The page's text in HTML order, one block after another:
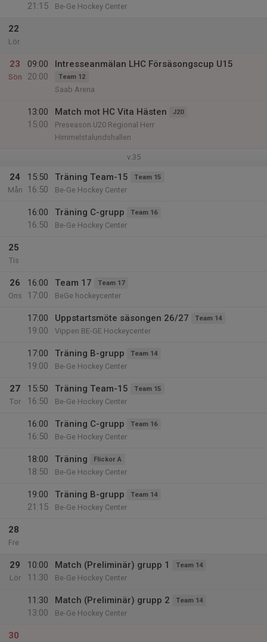
21:15
Be-Ge Hockey Center
22
Lör
23
Sön
09:00
20:00
Intresseanmälan LHC Försäsongscup U15
Team 12
Saab Arena
13:00
15:00
Match mot HC Vita Hästen J20
Preseason U20 Regional Herr
Himmelstalundshallen
v.35
24
Mån
15:50
16:50
Träning Team-15 Team 15
Be-Ge Hockey Center
16:00
16:50
Träning C-grupp Team 16
Be-Ge Hockey Center
25
Tis
26
Ons
16:00
17:00
Team 17 Team 17
BeGe hockeycenter
17:00
19:00
Uppstartsmöte säsongen 26/27 Team 14
Vippen BE-GE Hockeycenter
17:00
19:00
Träning B-grupp Team 14
Be-Ge Hockey Center
27
Tor
15:50
16:50
Träning Team-15 Team 15
Be-Ge Hockey Center
16:00
16:50
Träning C-grupp Team 16
Be-Ge Hockey Center
18:00
18:50
Träning Flickor A
Be-Ge Hockey Center
19:00
21:15
Träning B-grupp Team 14
Be-Ge Hockey Center
28
Fre
29
Lör
10:00
11:30
Match (Preliminär) grupp 1 Team 14
Be-Ge Hockey Center
11:30
13:00
Match (Preliminär) grupp 2 Team 14
Be-Ge Hockey Center
30